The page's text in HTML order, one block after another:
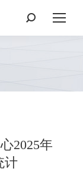
搜
索：
2025年
计